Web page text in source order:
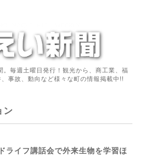
。毎週土曜日発行！観光から、商工業、福
事故、動向など様々な町の情報掲載中!!
ン
ライフ講話会で外来生物を学習ほ